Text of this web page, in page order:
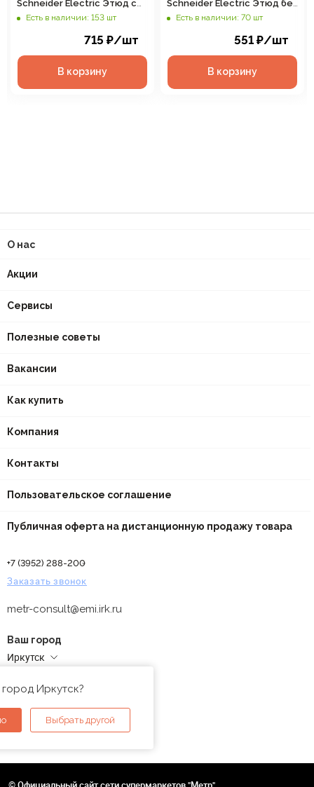
Schneider Electric Этюд с
заземлением, цвет белый,
Есть в наличии: 153 шт
715 ₽/шт
В корзину
Schneider Electric Этюд без
заземления, цвет белый,
Есть в наличии: 70 шт
551 ₽/шт
В корзину
О нас
Акции
Сервисы
Полезные советы
Вакансии
Как купить
Компания
Контакты
Пользовательское соглашение
Публичная оферта на дистанционную продажу товара
+7 (3952) 288-200
Заказать звонок
metr-consult@emi.irk.ru
Ваш город
Иркутск
Иркутск?
Выбрать другой